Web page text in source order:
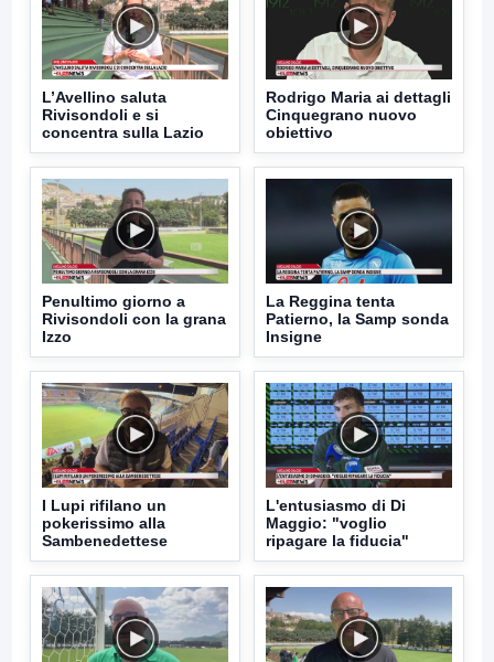
L’Avellino saluta
Rivisondoli e si
concentra sulla Lazio
Rodrigo Maria ai dettagli
Cinquegrano nuovo
obiettivo
Penultimo giorno a
Rivisondoli con la grana
Izzo
La Reggina tenta
Patierno, la Samp sonda
Insigne
I Lupi rifilano un
pokerissimo alla
Sambenedettese
L'entusiasmo di Di
Maggio: "voglio
ripagare la fiducia"